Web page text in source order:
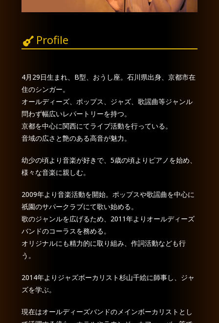
Profile
4月29日生まれ、B型、おうし座。石川県出身、京都市在
住のシンガー。
オールディーズ、ポップス、ジャズ、歌謡曲等ジャンル
問わず幅広いレパートリーを持つ。
京都を中心に関西にてライブ活動を行っている。
音域の広さと艶のある高音が魅力。
幼少の頃より音楽が好きで、5歳の頃よりピアノを始め、
様々な音楽に親しむ。
2009年より音楽活動を開始。ポップスや歌謡曲を中心に
祇園のサパークラブにて歌い始める。
歌のジャンルを広げるため、2011年よりオールディーズ
バンドのコーラスを務める。
オリジナルにも精力的に取り組み、作詞活動なども行
う。
2014年よりジャズボーカリスト杉山千絵に師事し、ジャ
ズを学ぶ。
現在はオールディーズバンドのメインボーカリストとし